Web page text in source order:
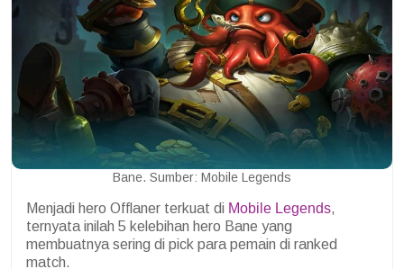
Bane. Sumber: Mobile Legends
Menjadi hero Offlaner terkuat di Mobile Legends,
ternyata inilah 5 kelebihan hero Bane yang
membuatnya sering di pick para pemain di ranked
match.